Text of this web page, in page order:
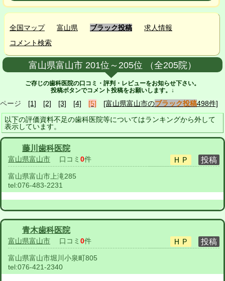
全国マップ 富山県 ブラック投稿
求人情報
コメント検索
富山県富山市 201位～205位 （全205院）
ご存じの歯科医院の口コミ・評判・レビューをお知らせ下さい。
投稿ボタンでコメント投稿をお願いします。↓
ページ [1] [2] [3] [4] [5] [富山県富山市のブラック投稿498件]
以下の評価資料不足の歯科医院等についてはランキングから外して
表示しています。
藤川歯科医院
富山県富山市 口コミ 0件
富山県富山市上滝285
tel:076-483-2231
青木歯科医院
富山県富山市 口コミ 0件
富山県富山市堀川小泉町805
tel:076-421-2340